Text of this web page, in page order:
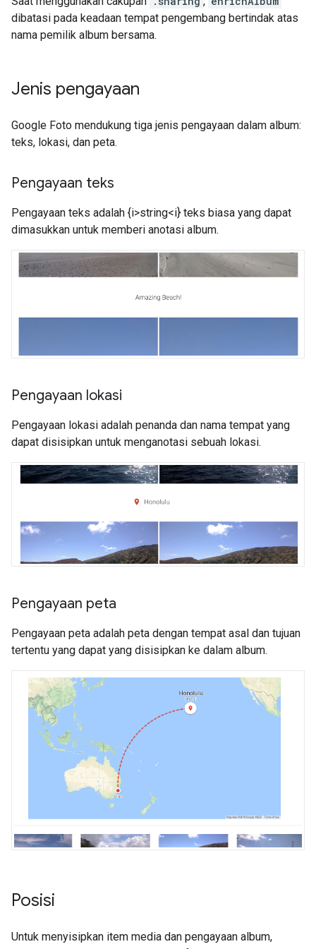
dibatasi pada keadaan tempat pengembang bertindak atas
nama pemilik album bersama.
Jenis pengayaan
Google Foto mendukung tiga jenis pengayaan dalam album:
teks, lokasi, dan peta.
Pengayaan teks
Pengayaan teks adalah {i>string<i} teks biasa yang dapat
dimasukkan untuk memberi anotasi album.
Pengayaan lokasi
Pengayaan lokasi adalah penanda dan nama tempat yang
dapat disisipkan untuk menganotasi sebuah lokasi.
Pengayaan peta
Pengayaan peta adalah peta dengan tempat asal dan tujuan
tertentu yang dapat yang disisipkan ke dalam album.
Posisi
Untuk menyisipkan item media dan pengayaan album,